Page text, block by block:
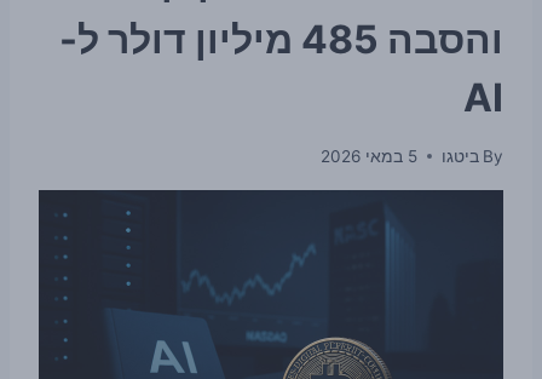
והסבה 485 מיליון דולר ל-
AI
By ביטגו 5 במאי 2026